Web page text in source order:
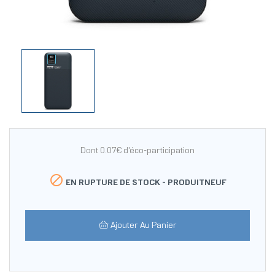
Dont 0.07€ d'éco-participation
 EN RUPTURE DE STOCK - PRODUITNEUF
Ajouter Au Panier